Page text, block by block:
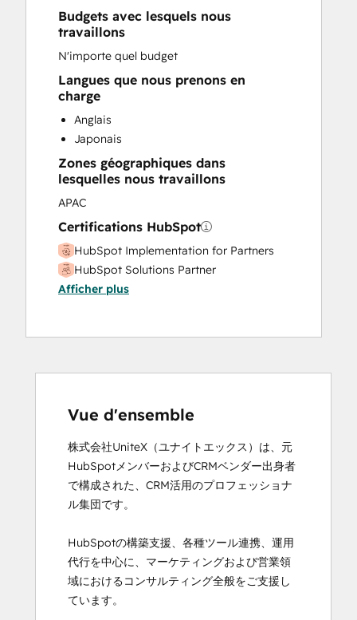
Budgets avec lesquels nous
travaillons
N'importe quel budget
Langues que nous prenons en
charge
Anglais
Japonais
Zones géographiques dans
lesquelles nous travaillons
APAC
Certifications HubSpot
HubSpot Implementation for Partners
HubSpot Solutions Partner
Afficher plus
Vue d'ensemble
株式会社UniteX（ユナイトエックス）は、元
HubSpotメンバーおよびCRMベンダー出身者
で構成された、CRM活用のプロフェッショナ
ル集団です。
HubSpotの構築支援、各種ツール連携、運用
代行を中心に、マーケティングおよび営業領
域におけるコンサルティング全般をご支援し
ています。